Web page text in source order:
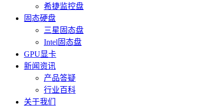
希捷监控盘
固态硬盘
三星固态盘
Intel固态盘
GPU显卡
新闻资讯
产品答疑
行业百科
关于我们